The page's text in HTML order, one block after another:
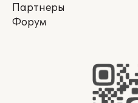
Партнеры
Форум